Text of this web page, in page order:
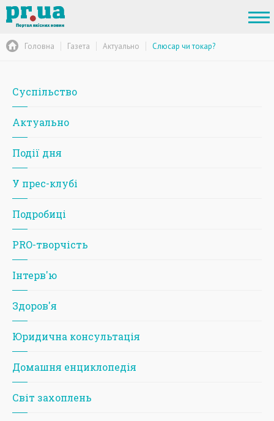
Головна Газета Актуально Слюсар чи токар?
Суспільство
Актуально
Події дня
У прес-клубі
Подробиці
PRO-творчість
Iнтерв'ю
Здоров'я
Юридична консультація
Домашня енциклопедія
Світ захоплень